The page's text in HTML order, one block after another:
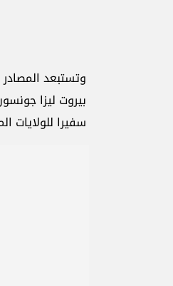
وتستبعد
بيروت ليزا
سفيرا للولايات